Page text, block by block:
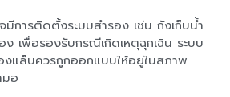
มีการติดตั้งระบบสำรอง เช่น ถังเก็บน้ำ
ง เพื่อรองรับกรณีเกิดเหตุฉุกเฉิน ระบบ
งแล็บควรถูกออกแบบให้อยู่ในสภาพ
มอ